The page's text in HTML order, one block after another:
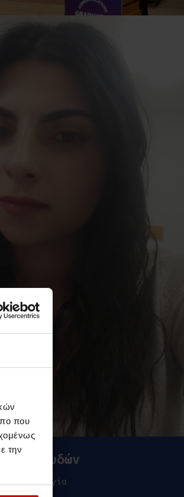
που
την
Σπουδών
Ψυχολογία